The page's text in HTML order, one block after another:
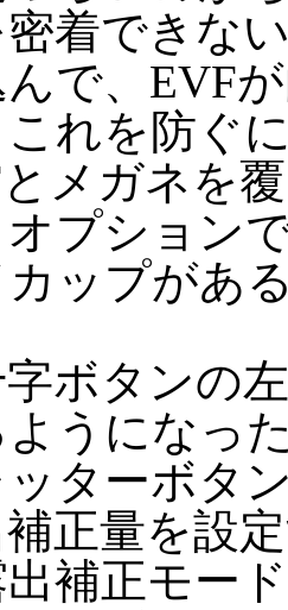
密着できな
んで、EVF
れを防ぐ
メガネを
オプション
カップがあ
ボタンの左
ようになっ
ッターボタ
正量を設
補正モー